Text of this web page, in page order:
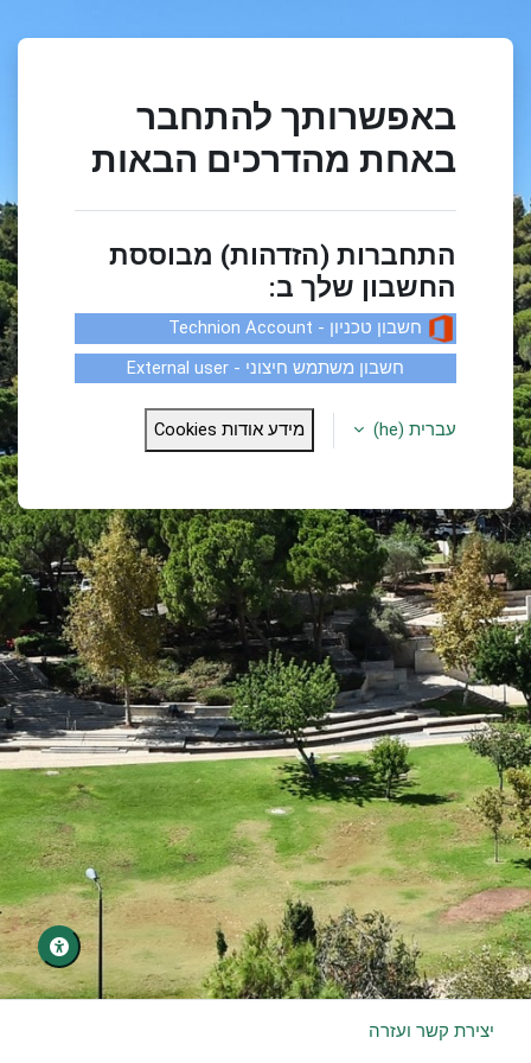
באפשרותך להתחבר
באחת מהדרכים הבאות
התחברות (הזדהות) מבוססת
החשבון שלך ב:
חשבון טכניון - Technion Account
חשבון משתמש חיצוני - External user
חשבון משתמש חיצוני
סיסמה
התחברות
שכחת סיסמה?
עברית ‎(he)‎ מידע אודות Cookies
יצירת קשר ועזרה